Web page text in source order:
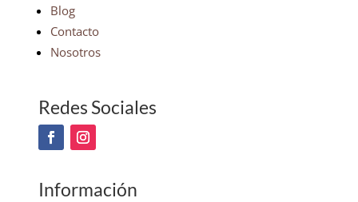
Blog
Contacto
Nosotros
Redes Sociales
Información